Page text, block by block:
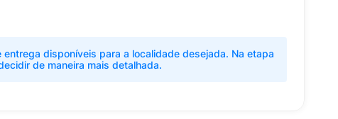
disponíveis para a localidade desejada. Na etapa
de maneira mais detalhada.